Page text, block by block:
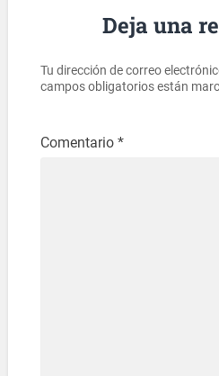
Deja una
Tu dirección de correo
campos obligatorios están
Comentario *